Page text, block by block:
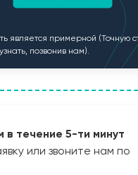
является примерной (Точную
позвонив нам).
в течение 5-ти минут
или звоните нам по